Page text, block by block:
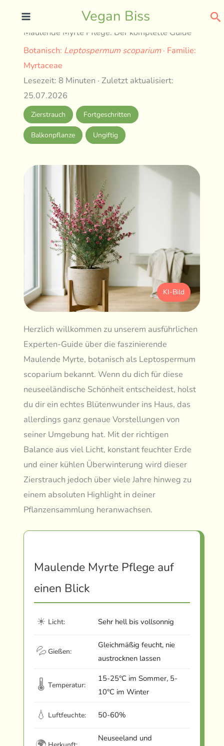
content
Vegan Biss
Maulende Myrte Pflege: Der komplette Guide
Botanisch: Leptospermum scoparium· Familie:
Myrtaceae
Lesezeit: 8 Minuten · Zuletzt aktualisiert:
25.07.2026
Zierstrauch Fortgeschritten
Balkonpflanze Ungiftig
KI-Bild
Herzlich willkommen zu unserem ausführlichen
Experten-Guide über die faszinierende
Maulende Myrte, botanisch als Leptospermum
scoparium bekannt. Wenn du dich für diese
neuseeländische Schönheit entscheidest, holst
du dir ein echtes Blütenwunder ins Haus, das
allerdings ganz genaue Vorstellungen von
seiner Umgebung hat. Mit der richtigen
Balance aus viel Licht, konstant feuchter Erde
und einer kühlen Überwinterung wird dieser
Zierstrauch jedoch über viele Jahre hinweg zu
einem absoluten Highlight in deiner
Pflanzensammlung heranwachsen.
Maulende Myrte Pflege auf
einen Blick
☀ Licht: Sehr hell bis vollsonnig
💦 Gießen:
Gleichmäßig feucht, nie
austrocknen lassen
🌡 Temperatur:
15-25°C im Sommer, 5-
10°C im Winter
💧 Luftfeuchte: 50-60%
Neuseeland und